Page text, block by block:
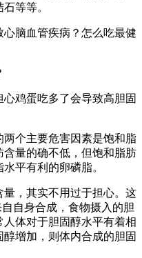
等等。
脑血管疾病？怎么吃最健
鸡蛋吃多了会导致高胆固
个主要危害因素是饱和脂
量的确不低，但饱和脂肪
平有利的卵磷脂。
，其实不用过于担心。这
自身合成，食物摄入的胆
体对于胆固醇水平有着相
增加，则体内合成的胆固